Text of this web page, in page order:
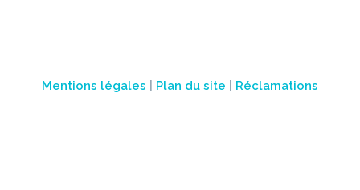
Mentions légales Plan du site Réclamations